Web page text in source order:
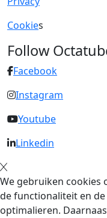
Cookies
Follow
Facebook
Instagram
Youtube
Linkedin
We gebruiken cookies
de functionaliteit en
optimalieren.